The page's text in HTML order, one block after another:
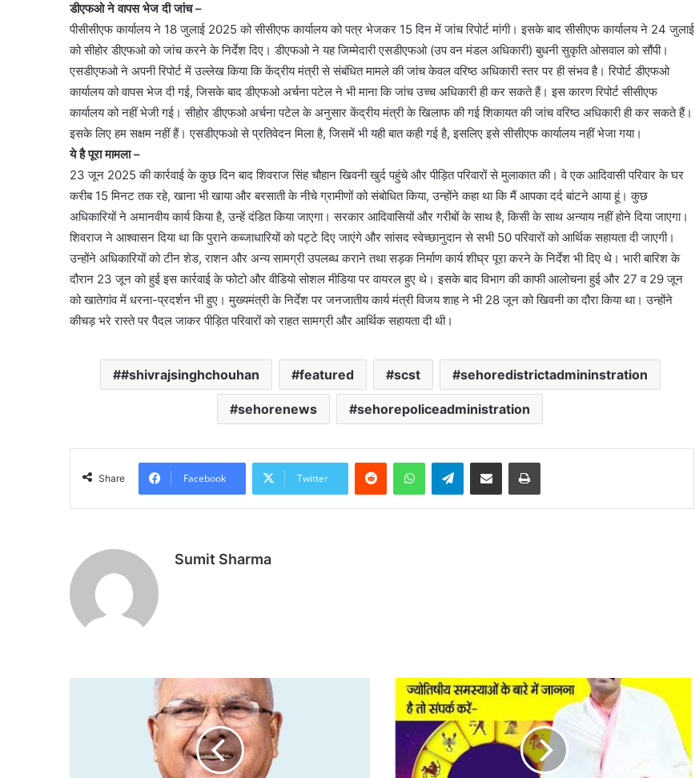
डीएफओ ने वापस भेज दी जांच –
पीसीसीएफ कार्यालय ने 18 जुलाई 2025 को सीसीएफ कार्यालय को पत्र भेजकर 15 दिन में जांच रिपोर्ट मांगी। इसके बाद सीसीएफ कार्यालय ने 24 जुलाई
को सीहोर डीएफओ को जांच करने के निर्देश दिए। डीएफओ ने यह जिम्मेदारी एसडीएफओ (उप वन मंडल अधिकारी) बुधनी सुकृति ओसवाल को सौंपी।
एसडीएफओ ने अपनी रिपोर्ट में उल्लेख किया कि केंद्रीय मंत्री से संबंधित मामले की जांच केवल वरिष्ठ अधिकारी स्तर पर ही संभव है। रिपोर्ट डीएफओ
कार्यालय को वापस भेज दी गई, जिसके बाद डीएफओ अर्चना पटेल ने भी माना कि जांच उच्च अधिकारी ही कर सकते हैं। इस कारण रिपोर्ट सीसीएफ
कार्यालय को नहीं भेजी गई। सीहोर डीएफओ अर्चना पटेल के अनुसार केंद्रीय मंत्री के खिलाफ की गई शिकायत की जांच वरिष्ठ अधिकारी ही कर सकते हैं।
इसके लिए हम सक्षम नहीं हैं। एसडीएफओ से प्रतिवेदन मिला है, जिसमें भी यही बात कही गई है, इसलिए इसे सीसीएफ कार्यालय नहीं भेजा गया।
ये है पूरा मामला –
23 जून 2025 की कार्रवाई के कुछ दिन बाद शिवराज सिंह चौहान खिवनी खुर्द पहुंचे और पीड़ित परिवारों से मुलाकात की। वे एक आदिवासी परिवार के घर
करीब 15 मिनट तक रहे, खाना भी खाया और बरसाती के नीचे ग्रामीणों को संबोधित किया, उन्होंने कहा था कि मैं आपका दर्द बांटने आया हूं। कुछ
अधिकारियों ने अमानवीय कार्य किया है, उन्हें दंडित किया जाएगा। सरकार आदिवासियों और गरीबों के साथ है, किसी के साथ अन्याय नहीं होने दिया जाएगा।
शिवराज ने आश्वासन दिया था कि पुराने कब्जाधारियों को पट्टे दिए जाएंगे और सांसद स्वेच्छानुदान से सभी 50 परिवारों को आर्थिक सहायता दी जाएगी।
उन्होंने अधिकारियों को टीन शेड, राशन और अन्य सामग्री उपलब्ध कराने तथा सड़क निर्माण कार्य शीघ्र पूरा करने के निर्देश भी दिए थे। भारी बारिश के
दौरान 23 जून को हुई इस कार्रवाई के फोटो और वीडियो सोशल मीडिया पर वायरल हुए थे। इसके बाद विभाग की काफी आलोचना हुई और 27 व 29 जून
को खातेगांव में धरना-प्रदर्शन भी हुए। मुख्यमंत्री के निर्देश पर जनजातीय कार्य मंत्री विजय शाह ने भी 28 जून को खिवनी का दौरा किया था। उन्होंने
कीचड़ भरे रास्ते पर पैदल जाकर पीड़ित परिवारों को राहत सामग्री और आर्थिक सहायता दी थी।
#shivrajsinghchouhan featured scst sehoredistrictadmininstration
sehorenews sehorepoliceadministration
Share Facebook Twitter
Telegram
Sumit Sharma